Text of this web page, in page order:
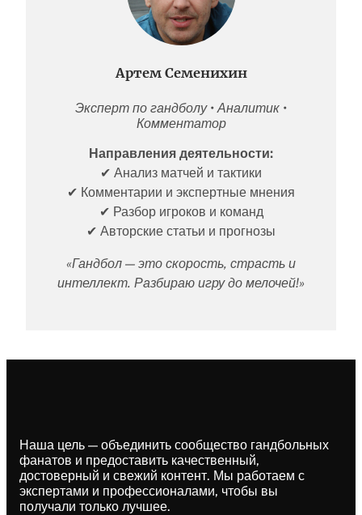
Артем Семенихин
Эксперт по гандболу • Аналитик •
Комментатор
Направления деятельности:
✔ Анализ матчей и тактики
✔ Комментарии и экспертные мнения
✔ Разбор игроков и команд
✔ Авторские статьи и прогнозы
«Гандбол — это скорость, страсть и
интеллект. Разбираю игру до мелочей!»
Наша цель — объединить сообщество гандбольных
фанатов и предоставить качественный,
достоверный и свежий контент. Мы работаем с
экспертами и профессионалами, чтобы вы
получали только лучшее.